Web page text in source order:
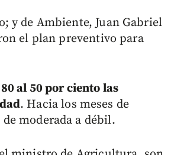
y de Ambiente, Juan Gabriel
el plan preventivo para
al 50 por ciento las
. Hacia los meses de
moderada a débil.